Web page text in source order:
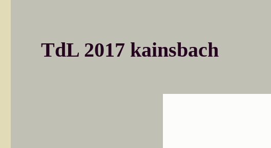
TdL 2017 kainsbach